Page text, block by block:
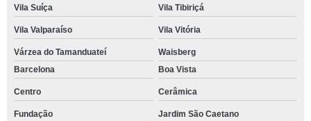
Vila Suíça Vila Tibiriçá
Vila Valparaíso Vila Vitória
Várzea do Tamanduateí
Waisberg
Barcelona
Boa Vista
Centro Cerâmica
Fundação Jardim São Caetano